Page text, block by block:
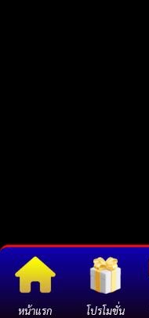
หน้าแรก โปรโมชั่น